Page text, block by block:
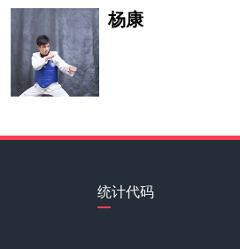
岛中漫士
杨康
严佳茵
统计代码